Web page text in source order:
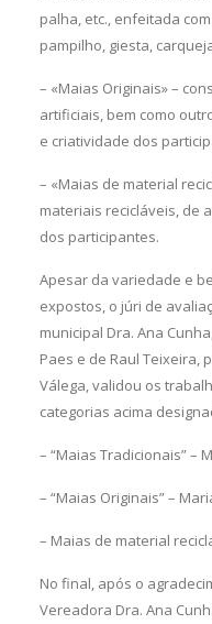
palha, etc., enfeitada
pampilho, giesta,
– «Maias Originais» –
artificiais, bem como
e criatividade dos
– «Maias de material
materiais recicláveis, de
dos participantes.
Apesar da variedade e
expostos, o júri de
municipal Dra. Ana
Paes e de Raul Teixeira,
Válega, validou os
categorias acima
– “Maias Tradicionais” –
– “Maias Originais” –
– Maias de material
No final, após o
Vereadora Dra. Ana